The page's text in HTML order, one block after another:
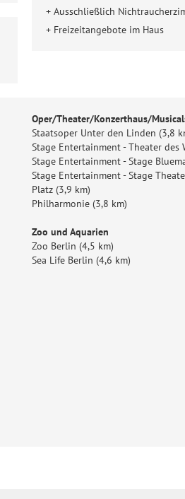
+ Ausschließlich
+ Freizeitangebote im Haus
Oper/Theater/Konzerthaus/
Staatsoper Unter den Linden (3,8
Stage Entertainment - Theater des
Stage Entertainment - Stage
Stage Entertainment - Stage
Platz (3,9 km)
Philharmonie (3,8 km)
Zoo und Aquarien
Zoo Berlin (4,5 km)
Sea Life Berlin (4,6 km)